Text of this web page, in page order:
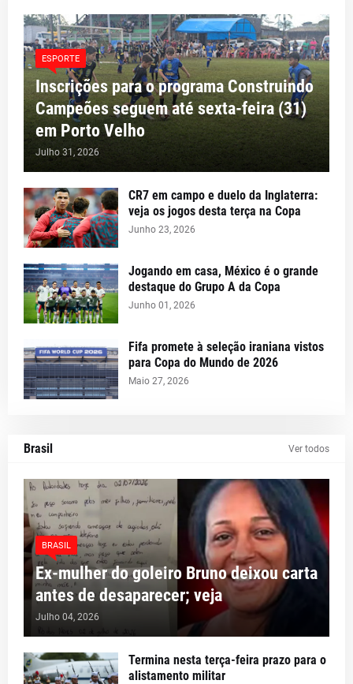
ESPORTE
Inscrições para o programa Construindo
Campeões seguem até sexta-feira (31)
em Porto Velho
Julho 31, 2026
CR7 em campo e duelo da Inglaterra:
veja os jogos desta terça na Copa
Junho 23, 2026
Jogando em casa, México é o grande
destaque do Grupo A da Copa
Junho 01, 2026
Fifa promete à seleção iraniana vistos
para Copa do Mundo de 2026
Maio 27, 2026
Brasil Ver todos
BRASIL
Ex-mulher do goleiro Bruno deixou carta
antes de desaparecer; veja
Julho 04, 2026
Termina nesta terça-feira prazo para o
alistamento militar